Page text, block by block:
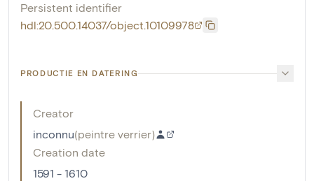
Persistent identifier
hdl:20.500.14037/object.10109978
PRODUCTIE EN DATERING
Creator
inconnu(peintre verrier)
Creation date
1591 - 1610